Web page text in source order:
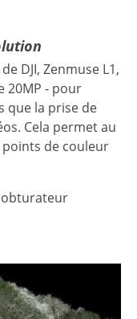
DJI, Zenmuse L1,
20MP - pour
que la prise de
Cela permet au
de couleur
obturateur